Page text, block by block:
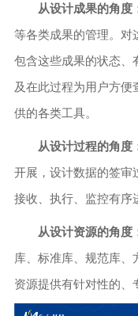
从设计成果的角度
等各类成果的管理。对
包含这些成果的状态、
及在此过程为用户方
供的各类工具。
从设计过程的角度
开展，设计数据的签审
接收、执行、监控有序
从设计资源的角度
库、标准库、规范库
资源提供有针对性的、